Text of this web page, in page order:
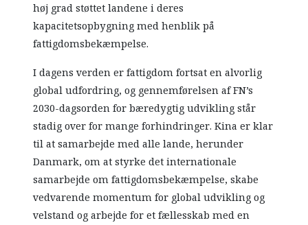
høj grad støttet landene i deres
kapacitetsopbygning med henblik på
fattigdomsbekæmpelse.
I dagens verden er fattigdom fortsat en alvorlig
global udfordring, og gennemførelsen af FN’s
2030-dagsorden for bæredygtig udvikling står
stadig over for mange forhindringer. Kina er klar
til at samarbejde med alle lande, herunder
Danmark, om at styrke det internationale
samarbejde om fattigdomsbekæmpelse, skabe
vedvarende momentum for global udvikling og
velstand og arbejde for et fællesskab med en